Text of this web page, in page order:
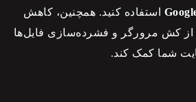
استفاده کنید. همچنین، کاهش
از کش مرورگر و فشرده‌سازی فایل‌ها
شما کمک کند.